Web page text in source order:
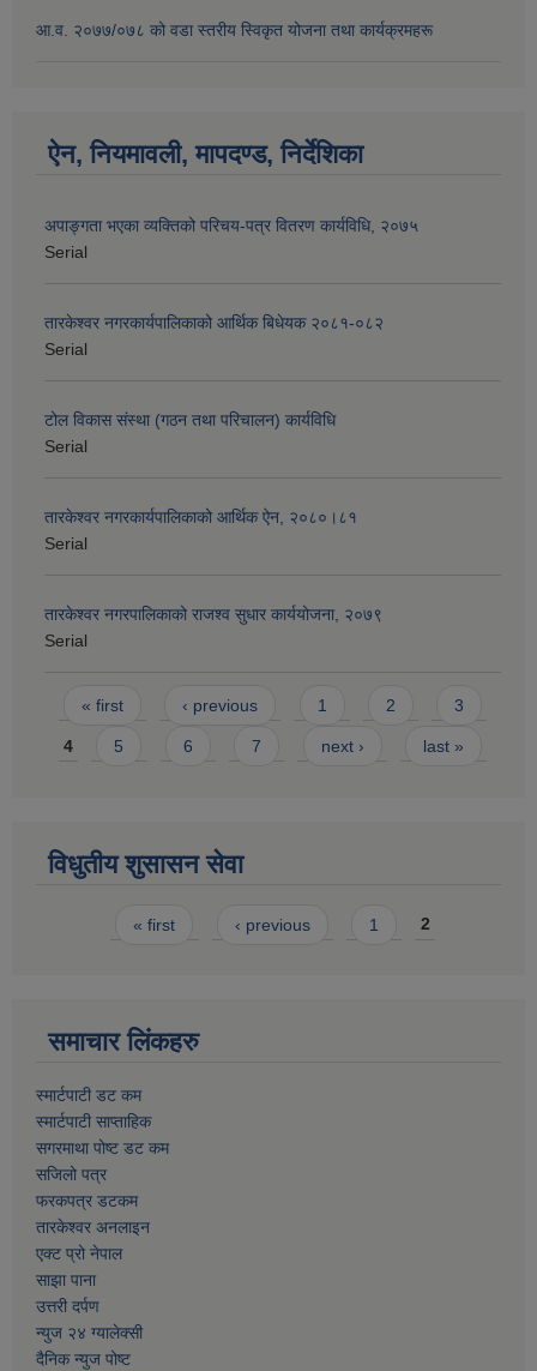
आ.व. २०७७/०७८ को वडा स्तरीय स्विकृत योजना तथा कार्यक्रमहरू
ऐन, नियमावली, मापदण्ड, निर्देशिका
अपाङ्गता भएका व्यक्तिको परिचय-पत्र वितरण कार्यविधि, २०७५
Serial
तारकेश्वर नगरकार्यपालिकाको आर्थिक बिधेयक २०८१-०८२
Serial
टोल विकास संस्था (गठन तथा परिचालन) कार्यविधि
Serial
तारकेश्वर नगरकार्यपालिकाको आर्थिक ऐन, २०८०।८१
Serial
तारकेश्वर नगरपालिकाको राजश्व सुधार कार्ययोजना, २०७९
Serial
Pages
« first ‹ previous 1 2 3
4 5 6 7 next › last »
विधुतीय शुसासन सेवा
Pages« first ‹ previous 1 2
समाचार लिंकहरु
स्मार्टपाटी डट कम
स्मार्टपाटी साप्ताहिक
सगरमाथा पोष्ट डट कम
सजिलो पत्र
फरकपत्र डटकम
तारकेश्वर अनलाइन
एक्ट प्रो नेपाल
साझा पाना
उत्तरी दर्पण
न्युज २४ ग्यालेक्सी
दैनिक न्युज पोष्ट